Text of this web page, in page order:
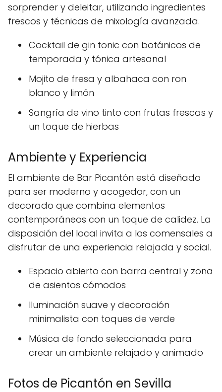
sorprender y deleitar, utilizando ingredientes
frescos y técnicas de mixología avanzada.
Cocktail de gin tonic con botánicos de
temporada y tónica artesanal
Mojito de fresa y albahaca con ron
blanco y limón
Sangría de vino tinto con frutas frescas y
un toque de hierbas
Ambiente y Experiencia
El ambiente de Bar Picantón está diseñado
para ser moderno y acogedor, con un
decorado que combina elementos
contemporáneos con un toque de calidez. La
disposición del local invita a los comensales a
disfrutar de una experiencia relajada y social.
Espacio abierto con barra central y zona
de asientos cómodos
Iluminación suave y decoración
minimalista con toques de verde
Música de fondo seleccionada para
crear un ambiente relajado y animado
Fotos de Picantón en Sevilla